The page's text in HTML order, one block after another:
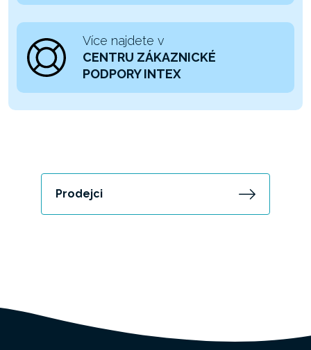
Více najdete v
CENTRU ZÁKAZNICKÉ
PODPORY INTEX
Prodejci